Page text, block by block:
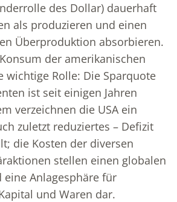
des Dollar) dauerhaft
als produzieren und einen
Überproduktion absorbieren.
der amerikanischen
wichtige Rolle: Die Sparquote
ist seit einigen Jahren
verzeichnen die USA ein
zuletzt reduziertes – Defizit
die Kosten der diversen
stellen einen globalen
eine Anlagesphäre für
und Waren dar.